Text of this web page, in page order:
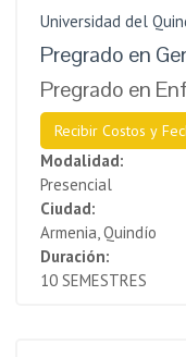
Universidad del
Pregrado en
Pregrado en
Recibir Costos y
Modalidad:
Presencial
Ciudad:
Armenia, Quindío
Duración:
10 SEMESTRES